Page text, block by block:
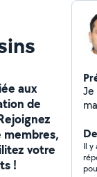
aux
de
votre
!
Je
Il y